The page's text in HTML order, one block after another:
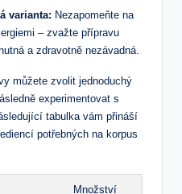
varianta: Nezapomeňte na
– zvažte přípravu
a zdravotně nezávadná.
můžete zvolit jednoduchý
experimentovat s
tabulka vám přináší
potřebných na korpus
Množství